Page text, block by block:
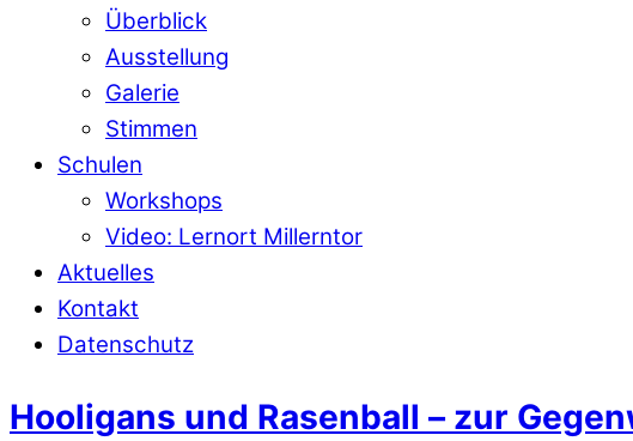
Überblick
Ausstellung
Galerie
Stimmen
Schulen
Workshops
Video: Lernort Millerntor
Aktuelles
Kontakt
Datenschutz
Hooligans und Rasenball – zur